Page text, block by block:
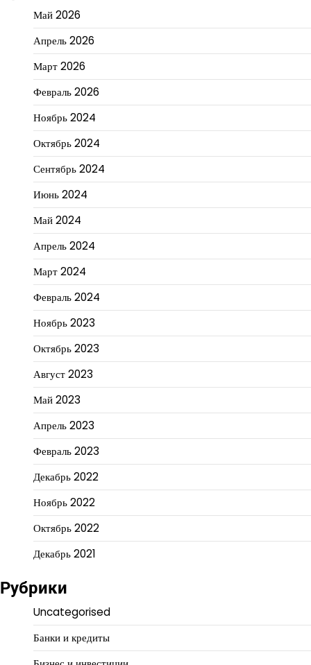
Май 2026
Апрель 2026
Март 2026
Февраль 2026
Ноябрь 2024
Октябрь 2024
Сентябрь 2024
Июнь 2024
Май 2024
Апрель 2024
Март 2024
Февраль 2024
Ноябрь 2023
Октябрь 2023
Август 2023
Май 2023
Апрель 2023
Февраль 2023
Декабрь 2022
Ноябрь 2022
Октябрь 2022
Декабрь 2021
Рубрики
Uncategorised
Банки и кредиты